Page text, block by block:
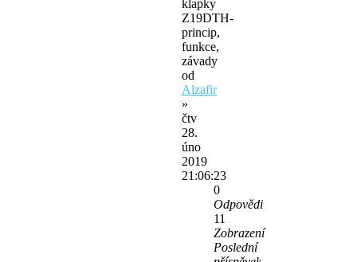
klapky
Z19DTH-
princip,
funkce,
závady
od
Alzafir
»
čtv
28.
úno
2019
21:06:23
0
Odpovědi
11
Zobrazení
Poslední